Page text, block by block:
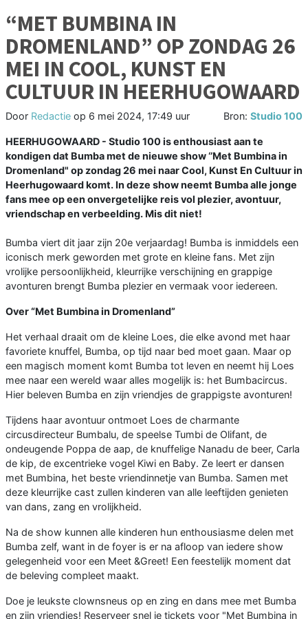
“MET BUMBINA IN
DROMENLAND” OP ZONDAG 26
MEI IN COOL, KUNST EN
CULTUUR IN HEERHUGOWAARD
Door Redactie op 6 mei 2024, 17:49 uur Bron: Studio 100
HEERHUGOWAARD - Studio 100 is enthousiast aan te
kondigen dat Bumba met de nieuwe show ‘’Met Bumbina in
Dromenland" op zondag 26 mei naar Cool, Kunst En Cultuur in
Heerhugowaard komt. In deze show neemt Bumba alle jonge
fans mee op een onvergetelijke reis vol plezier, avontuur,
vriendschap en verbeelding. Mis dit niet!
Bumba viert dit jaar zijn 20e verjaardag! Bumba is inmiddels een
iconisch merk geworden met grote en kleine fans. Met zijn
vrolijke persoonlijkheid, kleurrijke verschijning en grappige
avonturen brengt Bumba plezier en vermaak voor iedereen.
Over “Met Bumbina in Dromenland”
Het verhaal draait om de kleine Loes, die elke avond met haar
favoriete knuffel, Bumba, op tijd naar bed moet gaan. Maar op
een magisch moment komt Bumba tot leven en neemt hij Loes
mee naar een wereld waar alles mogelijk is: het Bumbacircus.
Hier beleven Bumba en zijn vriendjes de grappigste avonturen!
Tijdens haar avontuur ontmoet Loes de charmante
circusdirecteur Bumbalu, de speelse Tumbi de Olifant, de
ondeugende Poppa de aap, de knuffelige Nanadu de beer, Carla
de kip, de excentrieke vogel Kiwi en Baby. Ze leert er dansen
met Bumbina, het beste vriendinnetje van Bumba. Samen met
deze kleurrijke cast zullen kinderen van alle leeftijden genieten
van dans, zang en vrolijkheid.
Na de show kunnen alle kinderen hun enthousiasme delen met
Bumba zelf, want in de foyer is er na afloop van iedere show
gelegenheid voor een Meet &Greet! Een feestelijk moment dat
de beleving compleet maakt.
Doe je leukste clownsneus op en zing en dans mee met Bumba
en zijn vriendjes! Reserveer snel je tickets voor "Met Bumbina in